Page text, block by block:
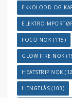
EKKOLODD OG
FOCO NOK (115)
GLOW FIRE NOK
HEATSTRIP NOK
HENGELÅS (103)